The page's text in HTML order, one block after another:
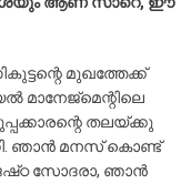
മുഖത്തേക്ക്
മാനേജ്മെന്റിലെ
തലയ്ക്കു
ഞാൻ മനസ് കൊണ്ട്
സോദരാ, ഞാൻ